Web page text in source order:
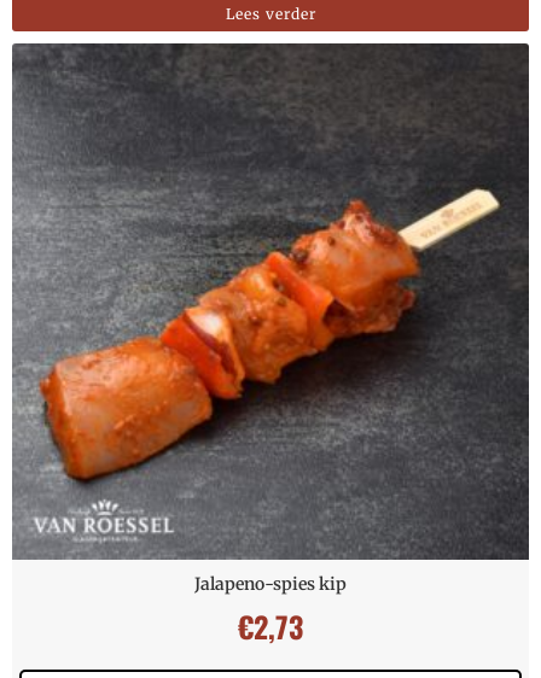
Lees verder
Jalapeno-spies kip
€2,73